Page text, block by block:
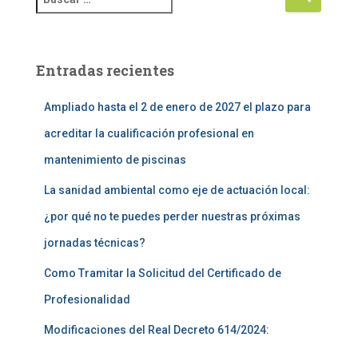
Entradas recientes
Ampliado hasta el 2 de enero de 2027 el plazo para
acreditar la cualificación profesional en
mantenimiento de piscinas
La sanidad ambiental como eje de actuación local:
¿por qué no te puedes perder nuestras próximas
jornadas técnicas?
Como Tramitar la Solicitud del Certificado de
Profesionalidad
Modificaciones del Real Decreto 614/2024: